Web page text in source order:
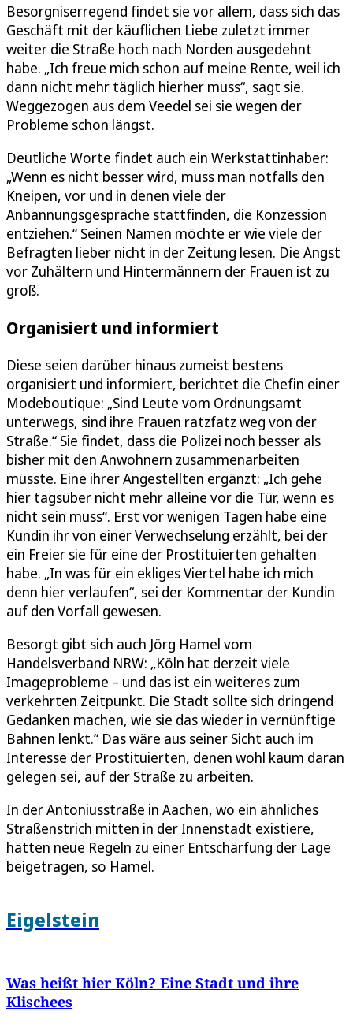
Besorgniserregend findet sie vor allem, dass sich das
Geschäft mit der käuflichen Liebe zuletzt immer
weiter die Straße hoch nach Norden ausgedehnt
habe. „Ich freue mich schon auf meine Rente, weil ich
dann nicht mehr täglich hierher muss“, sagt sie.
Weggezogen aus dem Veedel sei sie wegen der
Probleme schon längst.
Deutliche Worte findet auch ein Werkstattinhaber:
„Wenn es nicht besser wird, muss man notfalls den
Kneipen, vor und in denen viele der
Anbannungsgespräche stattfinden, die Konzession
entziehen.“ Seinen Namen möchte er wie viele der
Befragten lieber nicht in der Zeitung lesen. Die Angst
vor Zuhältern und Hintermännern der Frauen ist zu
groß.
Organisiert und informiert
Diese seien darüber hinaus zumeist bestens
organisiert und informiert, berichtet die Chefin einer
Modeboutique: „Sind Leute vom Ordnungsamt
unterwegs, sind ihre Frauen ratzfatz weg von der
Straße.“ Sie findet, dass die Polizei noch besser als
bisher mit den Anwohnern zusammenarbeiten
müsste. Eine ihrer Angestellten ergänzt: „Ich gehe
hier tagsüber nicht mehr alleine vor die Tür, wenn es
nicht sein muss“. Erst vor wenigen Tagen habe eine
Kundin ihr von einer Verwechselung erzählt, bei der
ein Freier sie für eine der Prostituierten gehalten
habe. „In was für ein ekliges Viertel habe ich mich
denn hier verlaufen“, sei der Kommentar der Kundin
auf den Vorfall gewesen.
Besorgt gibt sich auch Jörg Hamel vom
Handelsverband NRW: „Köln hat derzeit viele
Imageprobleme – und das ist ein weiteres zum
verkehrten Zeitpunkt. Die Stadt sollte sich dringend
Gedanken machen, wie sie das wieder in vernünftige
Bahnen lenkt.“ Das wäre aus seiner Sicht auch im
Interesse der Prostituierten, denen wohl kaum daran
gelegen sei, auf der Straße zu arbeiten.
In der Antoniusstraße in Aachen, wo ein ähnliches
Straßenstrich mitten in der Innenstadt existiere,
hätten neue Regeln zu einer Entschärfung der Lage
beigetragen, so Hamel.
Eigelstein
Was heißt hier Köln? Eine Stadt und ihre
Klischees